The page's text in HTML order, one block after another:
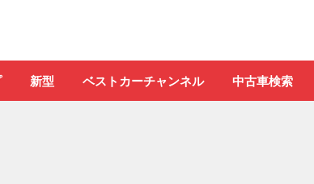
新型 ベストカーチャンネル 中古車検索